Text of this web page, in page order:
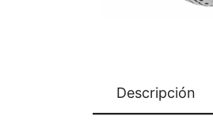
Descripción